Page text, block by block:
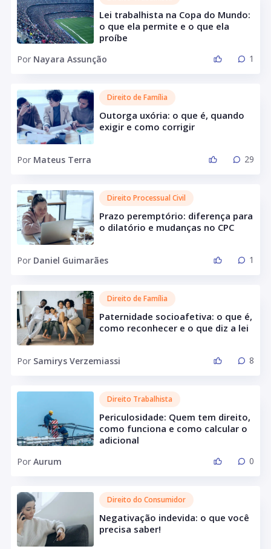
Lei trabalhista na Copa do Mundo:
o que ela permite e o que ela
proíbe
Por Nayara Assunção 1
Direito de Família
Outorga uxória: o que é, quando
exigir e como corrigir
Por Mateus Terra 29
Direito Processual Civil
Prazo peremptório: diferença para
o dilatório e mudanças no CPC
Por Daniel Guimarães 1
Direito de Família
Paternidade socioafetiva: o que é,
como reconhecer e o que diz a lei
Por Samirys Verzemiassi 8
Direito Trabalhista
Periculosidade: Quem tem direito,
como funciona e como calcular o
adicional
Por Aurum 0
Direito do Consumidor
Negativação indevida: o que você
precisa saber!